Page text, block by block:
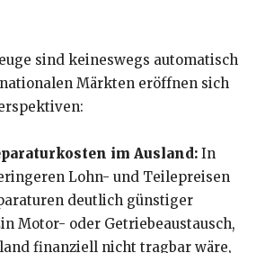
sind keineswegs automatisch
Märkten eröffnen sich
im Ausland: In
Lohn- und Teilepreisen
deutlich günstiger
Motor- oder Getriebeaustausch,
finanziell nicht tragbar wäre,